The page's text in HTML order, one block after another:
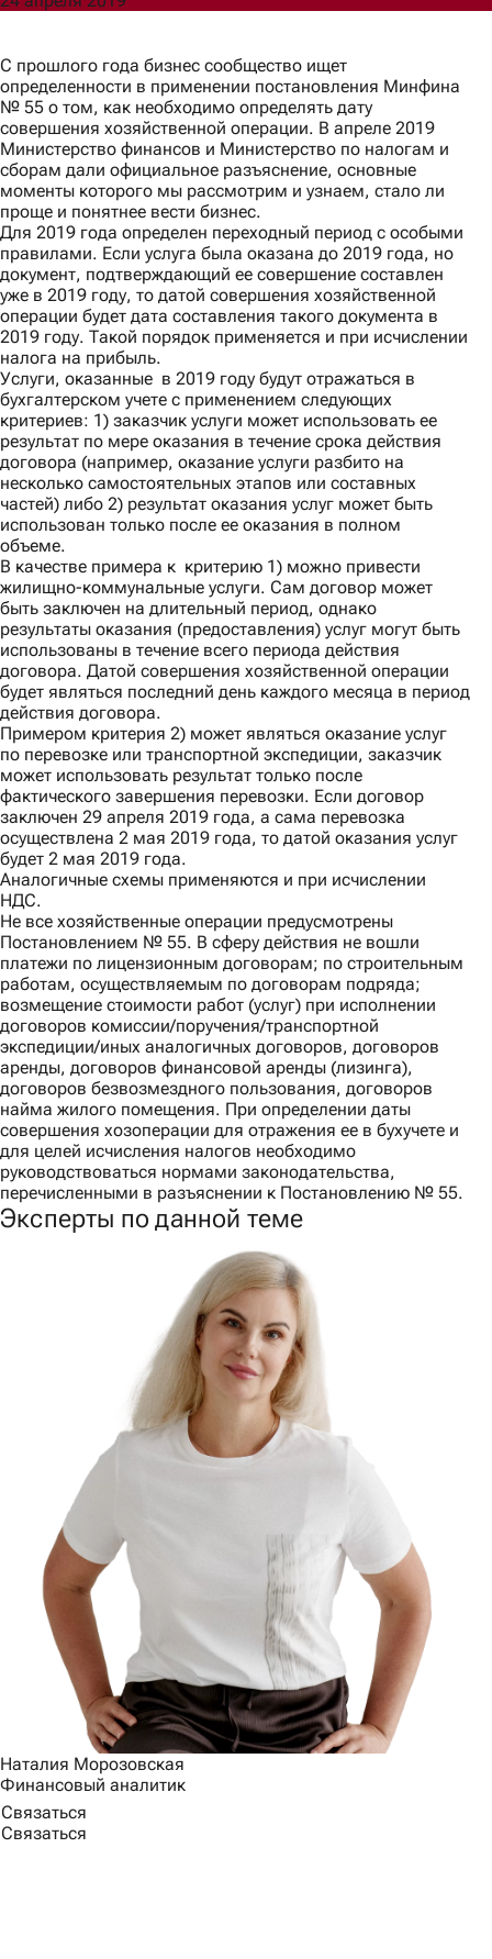
С прошлого года бизнес сообщество ищет
определенности в применении постановления Минфина
№ 55 о том, как необходимо определять дату
совершения хозяйственной операции. В апреле 2019
Министерство финансов и Министерство по налогам и
сборам дали официальное разъяснение, основные
моменты которого мы рассмотрим и узнаем, стало ли
проще и понятнее вести бизнес.
Для 2019 года определен переходный период с особыми
правилами. Если услуга была оказана до 2019 года, но
документ, подтверждающий ее совершение составлен
уже в 2019 году, то датой совершения хозяйственной
операции будет дата составления такого документа в
2019 году. Такой порядок применяется и при исчислении
налога на прибыль.
Услуги, оказанные в 2019 году будут отражаться в
бухгалтерском учете с применением следующих
критериев: 1) заказчик услуги может использовать ее
результат по мере оказания в течение срока действия
договора (например, оказание услуги разбито на
несколько самостоятельных этапов или составных
частей) либо 2) результат оказания услуг может быть
использован только после ее оказания в полном
объеме.
В качестве примера к критерию 1) можно привести
жилищно-коммунальные услуги. Сам договор может
быть заключен на длительный период, однако
результаты оказания (предоставления) услуг могут быть
использованы в течение всего периода действия
договора. Датой совершения хозяйственной операции
будет являться последний день каждого месяца в период
действия договора.
Примером критерия 2) может являться оказание услуг
по перевозке или транспортной экспедиции, заказчик
может использовать результат только после
фактического завершения перевозки. Если договор
заключен 29 апреля 2019 года, а сама перевозка
осуществлена 2 мая 2019 года, то датой оказания услуг
будет 2 мая 2019 года.
Аналогичные схемы применяются и при исчислении
НДС.
Не все хозяйственные операции предусмотрены
Постановлением № 55. В сферу действия не вошли
платежи по лицензионным договорам; по строительным
работам, осуществляемым по договорам подряда;
возмещение стоимости работ (услуг) при исполнении
договоров комиссии/поручения/транспортной
экспедиции/иных аналогичных договоров, договоров
аренды, договоров финансовой аренды (лизинга),
договоров безвозмездного пользования, договоров
найма жилого помещения. При определении даты
совершения хозоперации для отражения ее в бухучете и
для целей исчисления налогов необходимо
руководствоваться нормами законодательства,
перечисленными в разъяснении к Постановлению № 55.
Эксперты по данной теме
Наталия Морозовская
Финансовый аналитик
Связаться
Связаться
Согласен(а) на обработку моих персональных данных для
обработки запроса и обратной связи в соответствии с
Политикой обработки персональных данных.
Ознакомлен(а) с правами, порядком их реализации и
последствиями дачи согласия.
Отправить